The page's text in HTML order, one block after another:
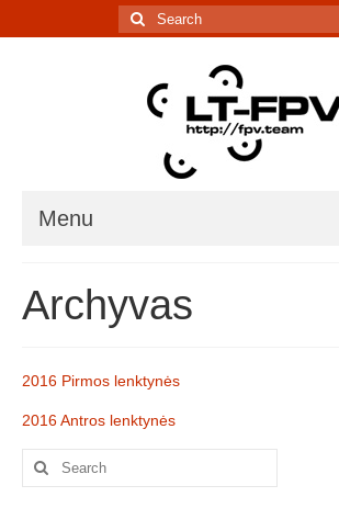
Search
for:
Menu
5.8G kanalų skaičiuoklė
IR davikliai – sąrašai, informacija
Lenktynės/renginiai
Archyvas
2016 Pirmos lenktynės
2016 Antros lenktynės
Search
for: